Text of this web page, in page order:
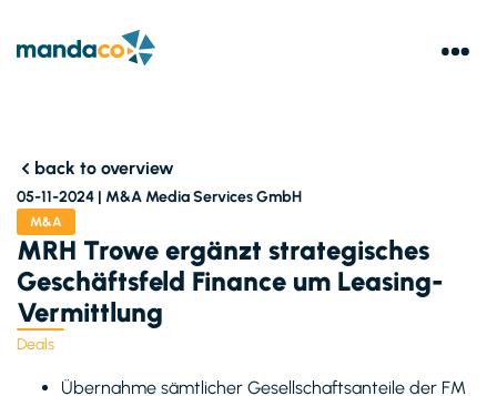
back to overview
05-11-2024 | M&A Media Services GmbH
M&A
MRH Trowe ergänzt strategisches
Geschäftsfeld Finance um Leasing-
Vermittlung
Deals
Übernahme sämtlicher Gesellschaftsanteile der FM